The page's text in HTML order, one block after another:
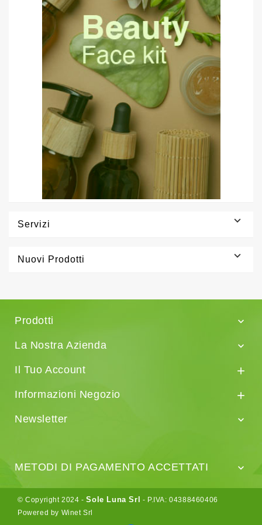
Servizi 
Nuovi Prodotti 
Prodotti

La Nostra Azienda

Il Tuo Account

Informazioni Negozio

Newsletter

METODI DI PAGAMENTO ACCETTATI 
© Copyright 2024 -Sole Luna Srl - P.IVA: 04388460406
Powered by Winet Srl